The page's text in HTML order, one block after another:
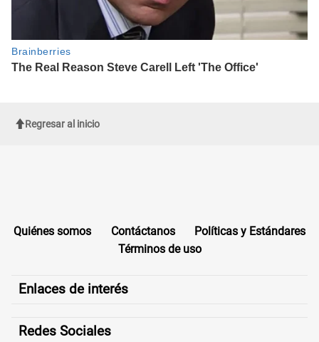
Regresar al inicio
Quiénes somos Contáctanos
Políticas y Estándares
Términos de uso
Enlaces de interés
Redes Sociales